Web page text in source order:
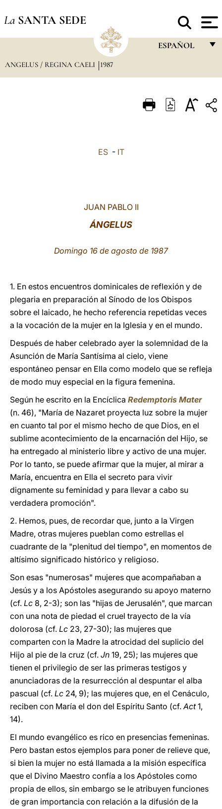
La SANTA SEDE
ESPAÑOL
ITALIANO
ANGELUS / REGINA CAELI 1987
ES- IT
JUAN PABLO II
ÁNGELUS
Domingo 16 de agosto de 1987
1. En estos encuentros dominicales de reflexión y de
plegaria en preparación al Sínodo de los Obispos
sobre el laicado, he hecho referencia repetidas veces
a la vocación de la mujer en la Iglesia y en el mundo.
Después de haber celebrado ayer la solemnidad de la
Asunción de María Santísima al cielo, viene
espontáneo pensar en Ella como modelo que se refleja
de modo muy especial en la figura femenina.
Según he escrito en la Encíclica Redemptoris Mater
(n. 46), "María de Nazaret proyecta luz sobre la mujer
en cuanto tal por el mismo hecho de que Dios, en el
sublime acontecimiento de la encarnación del Hijo, se
ha entregado al ministerio libre y activo de una mujer.
Por lo tanto, se puede afirmar que la mujer, al mirar a
María, encuentra en Ella el secreto para vivir
dignamente su feminidad y para llevar a cabo su
verdadera promoción".
2. Hemos, pues, de recordar que, junto a la Virgen
Madre, otras mujeres pueblan como estrellas el
cuadrante de la "plenitud del tiempo", en momentos de
altísimo significado histórico y religioso.
Son esas "numerosas" mujeres que acompañaban a
Jesús y a los Apóstoles asegurando su apoyo materno
(cf. Lc 8, 2-3); son las "hijas de Jerusalén", que marcan
con una nota de piedad el cruel trayecto de la vía
dolorosa (cf. Lc 23, 27-30); las mujeres que
comparten con la Madre la atrocidad del suplicio del
Hijo al pie de la cruz (cf. Jn 19, 25); las mujeres que
tienen el privilegio de ser las primeras testigos y
anunciadoras de la resurrección al despuntar el alba
pascual (cf. Lc 24, 9); las mujeres que, en el Cenáculo,
reciben con María el don del Espíritu Santo (cf.Act1,
14).
El mundo evangélico es rico en presencias femeninas.
Pero bastan estos ejemplos para poner de relieve que,
si bien la mujer no está llamada a la misión específica
que el Divino Maestro confía a los Apóstoles como
propia de ellos, sin embargo se le atribuyen funciones
de gran importancia con relación a la difusión de la